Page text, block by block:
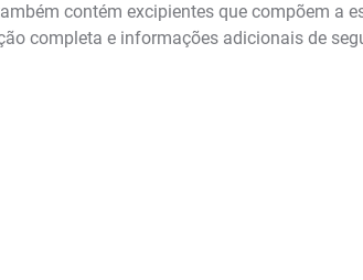
contém excipientes que compõem a
completa e informações adicionais de